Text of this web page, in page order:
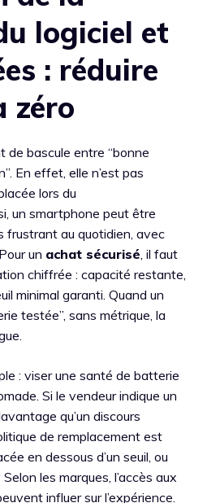
logiciel et
: réduire
zéro
de bascule entre “bonne
En effet, elle n’est pas
lors du
un smartphone peut être
frustrant au quotidien, avec
un achat sécurisé, il faut
chiffrée : capacité restante,
minimal garanti. Quand un
testée”, sans métrique, la
: viser une santé de batterie
Si le vendeur indique un
qu’un discours
de remplacement est
en dessous d’un seuil, ou
les marques, l’accès aux
influer sur l’expérience.